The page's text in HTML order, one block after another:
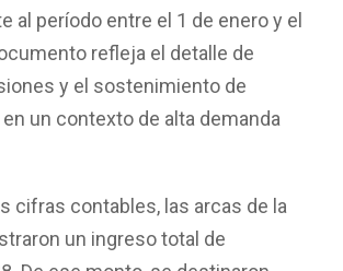
al período entre el 1 de enero y el
refleja el detalle de
y el sostenimiento de
un contexto de alta demanda
cifras contables, las arcas de la
un ingreso total de